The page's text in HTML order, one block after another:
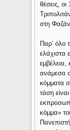
θέσεις,
στη
Παρ’ όλο
ελάχιστα
εμβέλεια,
ανάμεσα
κόμματα
τάση
κόμμα»